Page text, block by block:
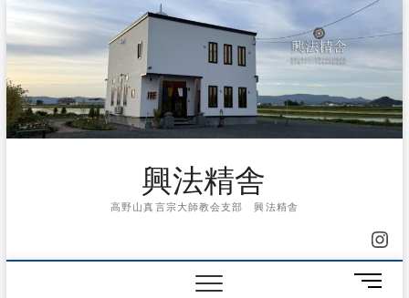
content
興法精舎
高野山真言宗大師教会支部 興法精舎
メ